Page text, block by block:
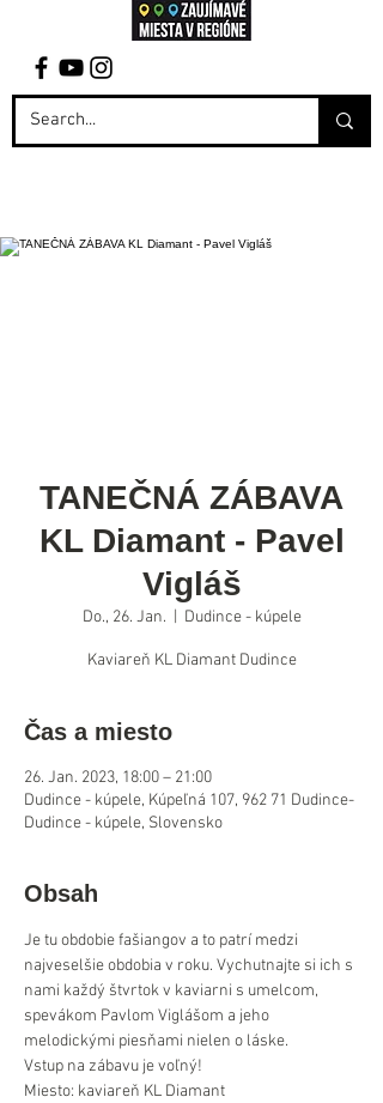
TANEČNÁ ZÁBAVA
KL Diamant - Pavel
Vigláš
Do., 26. Jan. Dudince - kúpele
Kaviareň KL Diamant Dudince
Čas a miesto
26. Jan. 2023, 18:00 – 21:00
Dudince - kúpele, Kúpeľná 107, 962 71 Dudince-
Dudince - kúpele, Slovensko
Obsah
Je tu obdobie fašiangov a to patrí medzi
najveselšie obdobia v roku. Vychutnajte si ich s
nami každý štvrtok v kaviarni s umelcom,
spevákom Pavlom Viglášom a jeho
melodickými piesňami nielen o láske.
Vstup na zábavu je voľný!
Miesto: kaviareň KL Diamant